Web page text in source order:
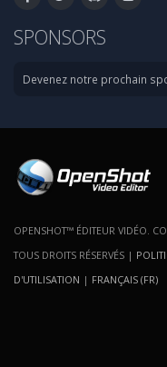
SPONSORS
Devenez notre prochain
OPENSHOT™ ÉDITEUR VIDÉO.
TOUS DROITS RÉSERVÉS |
D'UTILISATION | FRANÇAIS (FR)